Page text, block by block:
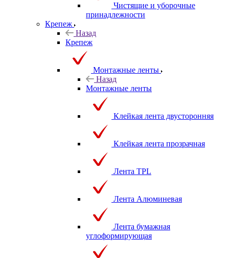
Чистящие и уборочные
принадлежности
Крепеж
Назад
Крепеж
Монтажные ленты
Назад
Монтажные ленты
Клейкая лента двусторонняя
Клейкая лента прозрачная
Лента TPL
Лента Алюминевая
Лента бумажная
углоформирующая